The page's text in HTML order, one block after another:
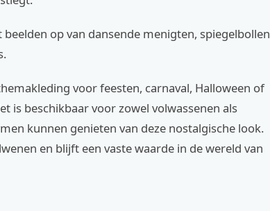
op van dansende menigten, spiegelbollen
voor feesten, carnaval, Halloween of
is beschikbaar voor zowel volwassenen als
kunnen genieten van deze nostalgische look.
en blijft een vaste waarde in de wereld van